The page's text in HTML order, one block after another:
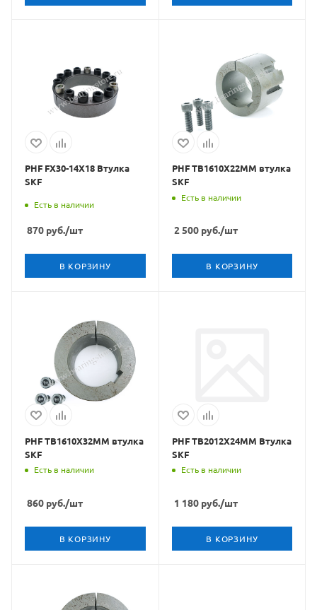
PHF FX30-14X18 Втулка
SKF
Есть в наличии
870 руб./шт
В КОРЗИНУ
PHF TB1610X22MM втулка
SKF
Есть в наличии
2 500руб./шт
В КОРЗИНУ
PHF TB1610X32MM втулка
SKF
Есть в наличии
860 руб./шт
В КОРЗИНУ
PHF TB2012X24MM Втулка
SKF
Есть в наличии
1 180руб./шт
В КОРЗИНУ